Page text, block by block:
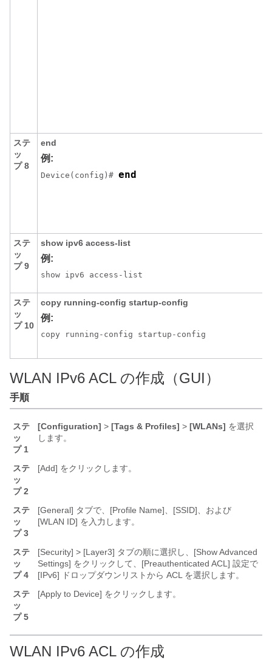
ステ
ッ
プ 8
end
例:
Device(config)# end
ステ
ッ
プ 9
show ipv6 access-list
例:
show ipv6 access-list
ステ
ッ
プ 10
copy running-config startup-config
例:
copy running-config startup-config
WLAN IPv6 ACL の作成（GUI）
手順
ステ
ッ
プ 1
[Configuration] > [Tags & Profiles] > [WLANs] を選択
します。
ステ
ッ
プ 2
[Add] をクリックします。
ステ
ッ
プ 3
[General] タブで、[Profile Name]、[SSID]、および
[WLAN ID] を入力します。
ステ
ッ
プ 4
[Security] > [Layer3] タブの順に選択し、[Show Advanced
Settings] をクリックして、[Preauthenticated ACL] 設定で
[IPv6] ドロップダウンリストから ACL を選択します。
ステ
ッ
プ 5
[Apply to Device] をクリックします。
WLAN IPv6 ACL の作成